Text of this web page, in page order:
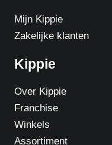
Mijn Kippie
Zakelijke klanten
Kippie
Over Kippie
Franchise
Winkels
Assortiment